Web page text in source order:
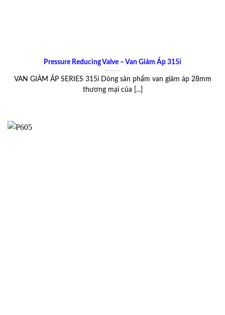
Pressure Reducing Valve – Van Giảm Áp 315i
VAN GIẢM ÁP SERIES 315i Dòng sản phẩm van giảm áp 28mm
thương mại của [...]